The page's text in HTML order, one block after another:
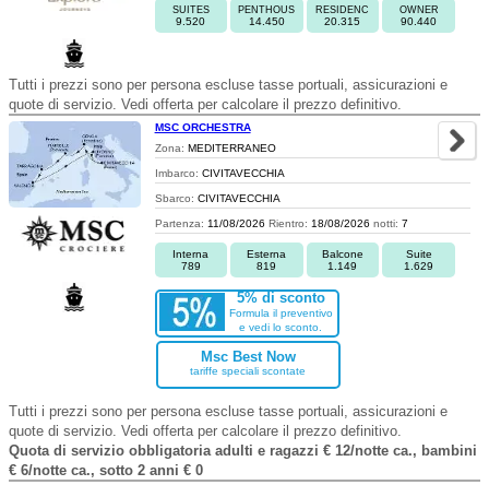
SUITES
9.520
PENTHOUS
14.450
RESIDENC
20.315
OWNER
90.440
Tutti i prezzi sono per persona escluse tasse portuali, assicurazioni e
quote di servizio. Vedi offerta per calcolare il prezzo definitivo.
MSC ORCHESTRA
Zona: MEDITERRANEO
Imbarco: CIVITAVECCHIA
Sbarco: CIVITAVECCHIA
Partenza: 11/08/2026 Rientro: 18/08/2026 notti: 7
Interna
789
Esterna
819
Balcone
1.149
Suite
1.629
5% di sconto
Formula il preventivo
e vedi lo sconto.
Msc Best Now
tariffe speciali scontate
Tutti i prezzi sono per persona escluse tasse portuali, assicurazioni e
quote di servizio. Vedi offerta per calcolare il prezzo definitivo.
Quota di servizio obbligatoria adulti e ragazzi € 12/notte ca., bambini
€ 6/notte ca., sotto 2 anni € 0